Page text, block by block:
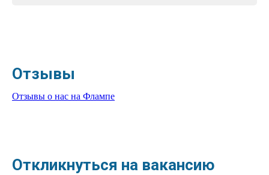
Отзывы
Отзывы о нас на Флампе
Откликнуться на вакансию